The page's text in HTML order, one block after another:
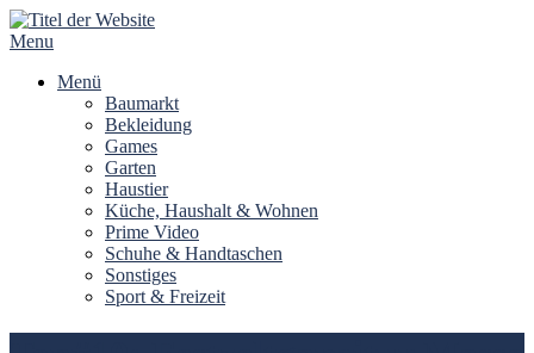
Skip
to
Menu
Menü
Baumarkt
Bekleidung
Games
Garten
Haustier
Küche, Haushalt & Wohnen
Prime Video
Schuhe & Handtaschen
Sonstiges
Sport & Freizeit